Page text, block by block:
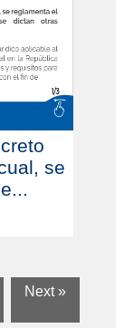
se
Next »